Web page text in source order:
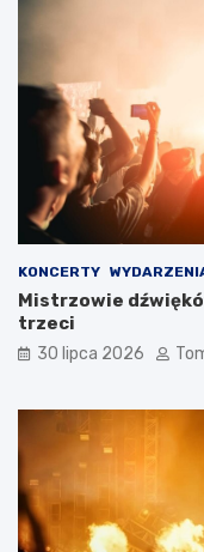
KONCERTY
Mistrzowie
trzeci
30 lipca 2026